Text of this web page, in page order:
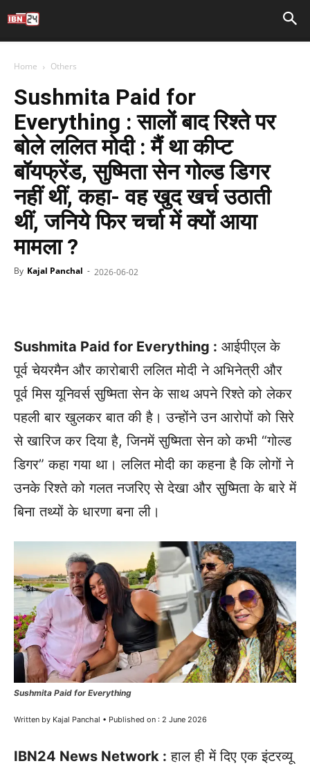
Home Others
Sushmita Paid for
Everything : सालों बाद रिश्ते पर
बोले ललित मोदी : मैं था कीप्ट
बॉयफ्रेंड, सुष्मिता सेन गोल्ड डिगर
नहीं थीं, कहा- वह खुद खर्च उठाती
थीं, जनिये फिर चर्चा में क्यों आया
मामला ?
By Kajal Panchal - 2026-06-02
Sushmita Paid for Everything : आईपीएल के
पूर्व चेयरमैन और कारोबारी ललित मोदी ने अभिनेत्री और
पूर्व मिस यूनिवर्स सुष्मिता सेन के साथ अपने रिश्ते को लेकर
पहली बार खुलकर बात की है। उन्होंने उन आरोपों को सिरे
से खारिज कर दिया है, जिनमें सुष्मिता सेन को कभी “गोल्ड
डिगर” कहा गया था। ललित मोदी का कहना है कि लोगों ने
उनके रिश्ते को गलत नजरिए से देखा और सुष्मिता के बारे में
बिना तथ्यों के धारणा बना ली।
Sushmita Paid for Everything
Written by Kajal Panchal • Published on : 2 June 2026
IBN24 News Network : हाल ही में दिए एक इंटरव्यू